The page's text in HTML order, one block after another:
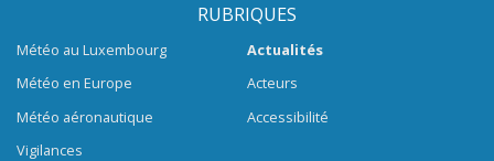
RUBRIQUES
Météo au Luxembourg
Météo en Europe
Météo aéronautique
Vigilances
Actualités
Acteurs
Accessibilité